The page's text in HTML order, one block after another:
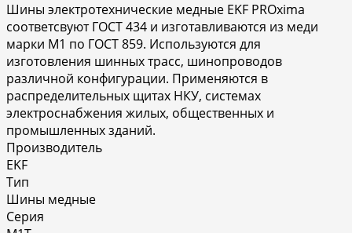
Шины электротехнические медные EKF PROxima
соответсвуют ГОСТ 434 и изготавливаются из меди
марки М1 по ГОСТ 859. Используются для
изготовления шинных трасс, шинопроводов
различной конфигурации. Применяются в
распределительных щитах НКУ, системах
электроснабжения жилых, общественных и
промышленных зданий.
Производитель
EKF
Тип
Шины медные
Серия